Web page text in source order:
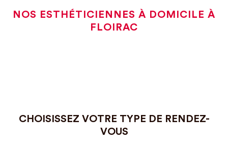
NOS ESTHÉTICIENNES À DOMICILE À
FLOIRAC
CHOISISSEZ VOTRE TYPE DE RENDEZ-
VOUS